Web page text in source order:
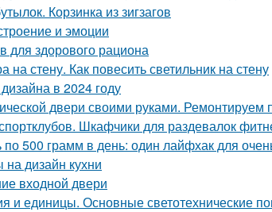
Корзинка из зигзагов
и эмоции
для здорового рациона
на стену. Как повесить светильник на стену
в 2024 году
двери своими руками. Ремонтируем
Шкафчики для раздевалок
500 грамм в день: один лайфхак для
дизайн кухни
входной двери
и единицы. Основные светотехнические